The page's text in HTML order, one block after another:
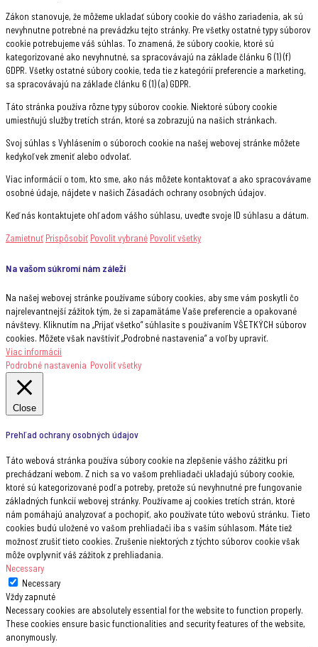
Zákon stanovuje, že môžeme ukladať súbory cookie do vášho zariadenia, ak sú
nevyhnutne potrebné na prevádzku tejto stránky. Pre všetky ostatné typy súborov
cookie potrebujeme váš súhlas. To znamená, že súbory cookie, ktoré sú
kategorizované ako nevyhnutné, sa spracovávajú na základe článku 6 (1) (f)
GDPR. Všetky ostatné súbory cookie, teda tie z kategórií preferencie a marketing,
sa spracovávajú na základe článku 6 (1) (a) GDPR.
Táto stránka používa rôzne typy súborov cookie. Niektoré súbory cookie
umiestňujú služby tretích strán, ktoré sa zobrazujú na našich stránkach.
Svoj súhlas s Vyhlásením o súboroch cookie na našej webovej stránke môžete
kedykoľvek zmeniť alebo odvolať.
Viac informácií o tom, kto sme, ako nás môžete kontaktovať a ako spracovávame
osobné údaje, nájdete v našich Zásadách ochrany osobných údajov.
Keď nás kontaktujete ohľadom vášho súhlasu, uveďte svoje ID súhlasu a dátum.
Zamietnuť Prispôsobiť Povolit vybrané Povoliť všetky
Na vašom súkromí nám záleží
Na našej webovej stránke používame súbory cookies, aby sme vám poskytli čo
najrelevantnejší zážitok tým, že si zapamätáme Vaše preferencie a opakované
návštevy. Kliknutím na „Prijať všetko“ súhlasíte s používaním VŠETKÝCH súborov
cookies. Môžete však navštíviť „Podrobné nastavenia“ a voľby upraviť.
Viac informácii
Podrobné nastavenia Povoliť všetky
Close
Prehľad ochrany osobných údajov
Táto webová stránka používa súbory cookie na zlepšenie vášho zážitku pri
prechádzaní webom. Z nich sa vo vašom prehliadači ukladajú súbory cookie,
ktoré sú kategorizované podľa potreby, pretože sú nevyhnutné pre fungovanie
základných funkcií webovej stránky. Používame aj cookies tretích strán, ktoré
nám pomáhajú analyzovať a pochopiť, ako používate túto webovú stránku. Tieto
cookies budú uložené vo vašom prehliadači iba s vaším súhlasom. Máte tiež
možnosť zrušiť tieto cookies. Zrušenie niektorých z týchto súborov cookie však
môže ovplyvniť váš zážitok z prehliadania.
Necessary
Necessary
Vždy zapnuté
Necessary cookies are absolutely essential for the website to function properly.
These cookies ensure basic functionalities and security features of the website,
anonymously.